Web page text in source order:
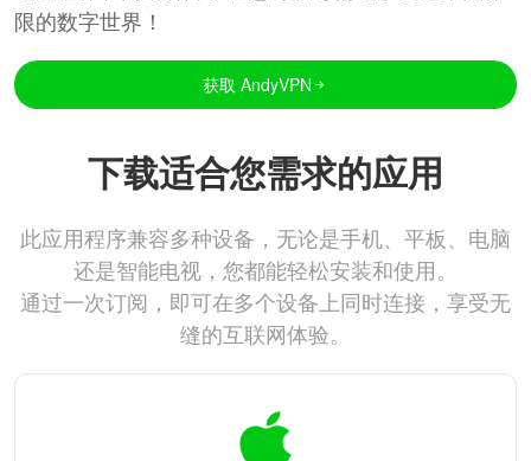
限的数字世界！
获取 AndyVPN
下载适合您需求的应用
此应用程序兼容多种设备，无论是手机、平板、电脑
还是智能电视，您都能轻松安装和使用。
通过一次订阅，即可在多个设备上同时连接，享受无
缝的互联网体验。